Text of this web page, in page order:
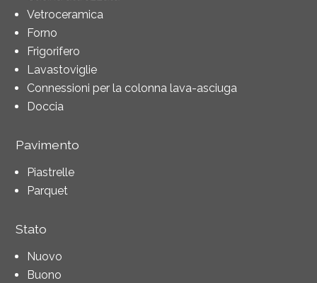
Vetroceramica
Forno
Frigorifero
Lavastoviglie
Connessioni per la colonna lava-asciuga
Doccia
Pavimento
Piastrelle
Parquet
Stato
Nuovo
Buono